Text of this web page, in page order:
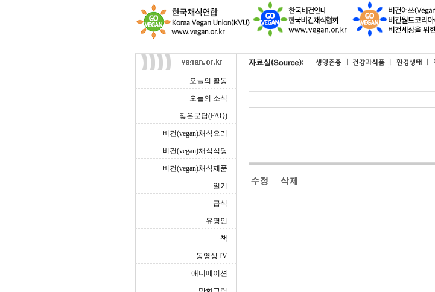
오늘의 활동
오늘의 소식
잦은문답(FAQ)
비건(vegan)채식요리
비건(vegan)채식식당
비건(vegan)채식제품
일기
급식
유명인
책
동영상TV
애니메이션